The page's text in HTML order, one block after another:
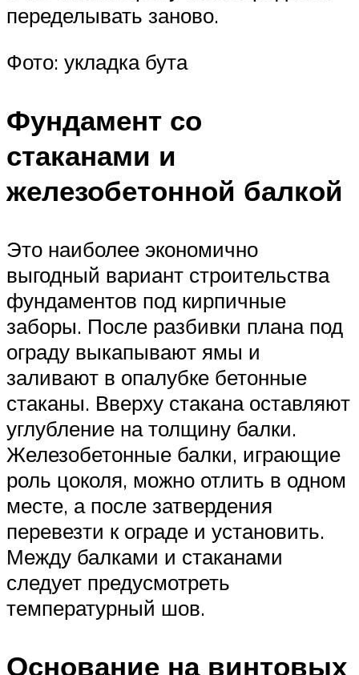
переделывать заново.
Фото: укладка бута
Фундамент со
стаканами и
железобетонной балкой
Это наиболее экономично
выгодный вариант строительства
фундаментов под кирпичные
заборы. После разбивки плана под
ограду выкапывают ямы и
заливают в опалубке бетонные
стаканы. Вверху стакана оставляют
углубление на толщину балки.
Железобетонные балки, играющие
роль цоколя, можно отлить в одном
месте, а после затвердения
перевезти к ограде и установить.
Между балками и стаканами
следует предусмотреть
температурный шов.
Основание на винтовых